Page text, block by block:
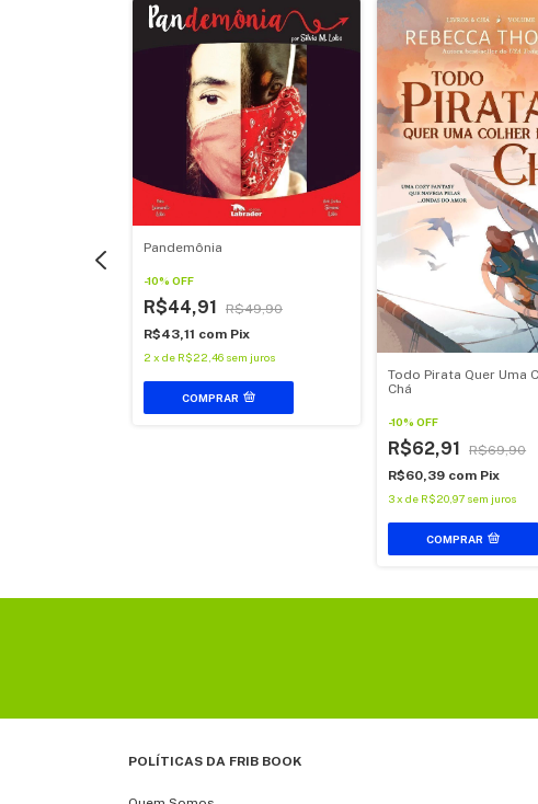
Pandemônia
-10% OFF
R$44,91
R$49,90
R$43,11 com Pix
2 x de R$22,46 sem juros
COMPRAR
Todo Pirata Quer Uma
Chá
-10%OFF
R$62,91
R$69,90
R$60,39 com Pix
3xde R$20,97 sem juros
COMPRAR
POLÍTICAS DA FRIB BOOK